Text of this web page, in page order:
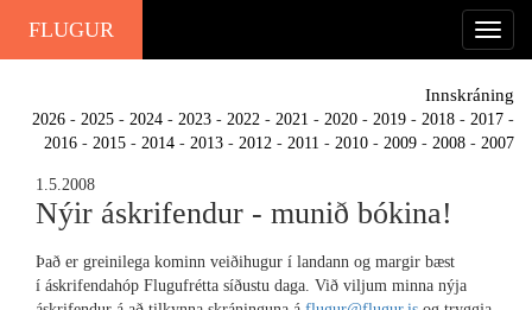
FLUGUR
Innskráning
2026 - 2025 - 2024 - 2023 - 2022 - 2021 - 2020 - 2019 - 2018 - 2017 -
2016 - 2015 - 2014 - 2013 - 2012 - 2011 - 2010 - 2009 - 2008 - 2007
1.5.2008
Nýir áskrifendur - munið bókina!
Það er greinilega kominn veiðihugur í landann og margir bæst
í áskrifendahóp Flugufrétta síðustu daga. Við viljum minna nýja